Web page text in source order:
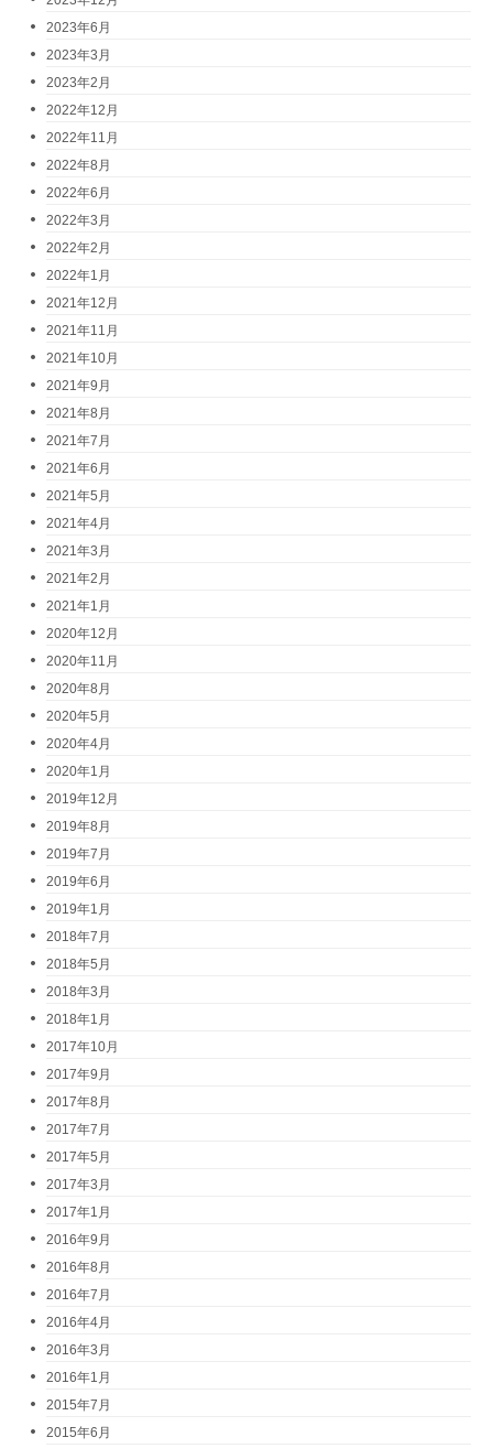
2023年6月
2023年3月
2023年2月
2022年12月
2022年11月
2022年8月
2022年6月
2022年3月
2022年2月
2022年1月
2021年12月
2021年11月
2021年10月
2021年9月
2021年8月
2021年7月
2021年6月
2021年5月
2021年4月
2021年3月
2021年2月
2021年1月
2020年12月
2020年11月
2020年8月
2020年5月
2020年4月
2020年1月
2019年12月
2019年8月
2019年7月
2019年6月
2019年1月
2018年7月
2018年5月
2018年3月
2018年1月
2017年10月
2017年9月
2017年8月
2017年7月
2017年5月
2017年3月
2017年1月
2016年9月
2016年8月
2016年7月
2016年4月
2016年3月
2016年1月
2015年7月
2015年6月